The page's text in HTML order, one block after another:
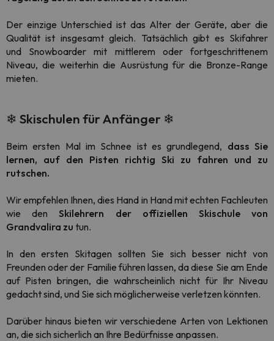
Der einzige Unterschied ist das Alter der Geräte, aber die
Qualität ist insgesamt gleich. Tatsächlich gibt es Skifahrer
und Snowboarder mit mittlerem oder fortgeschrittenem
Niveau, die weiterhin die Ausrüstung für die Bronze-Range
mieten.
❄ Skischulen für Anfänger ❄
Beim ersten Mal im Schnee ist es grundlegend, dass Sie
lernen, auf den Pisten richtig Ski zu fahren und zu
rutschen.
Wir empfehlen Ihnen, dies Hand in Hand mit echten Fachleuten
wie denSkilehrern der offiziellen Skischule von
Grandvalira zu tun.
In den ersten Skitagen sollten Sie sich besser nicht von
Freunden oder der Familie führen lassen, da diese Sie am Ende
auf Pisten bringen, die wahrscheinlich nicht für Ihr Niveau
gedacht sind, und Sie sich möglicherweise verletzen könnten.
Darüber hinaus bieten wir verschiedene Arten von Lektionen
an, die sich sicherlich an Ihre Bedürfnisse anpassen.